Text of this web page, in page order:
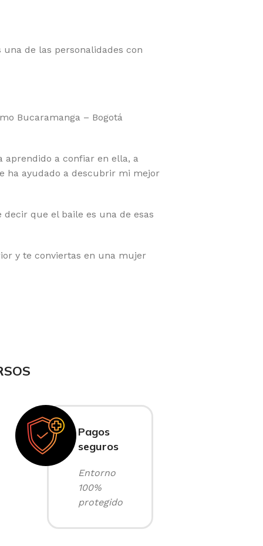
de las personalidades con
Bucaramanga – Bogotá
aprendido a confiar en ella, a
ha ayudado a descubrir mi mejor
que el baile es una de esas
y te conviertas en una mujer
Pagos
seguros
Entorno
100%
protegido